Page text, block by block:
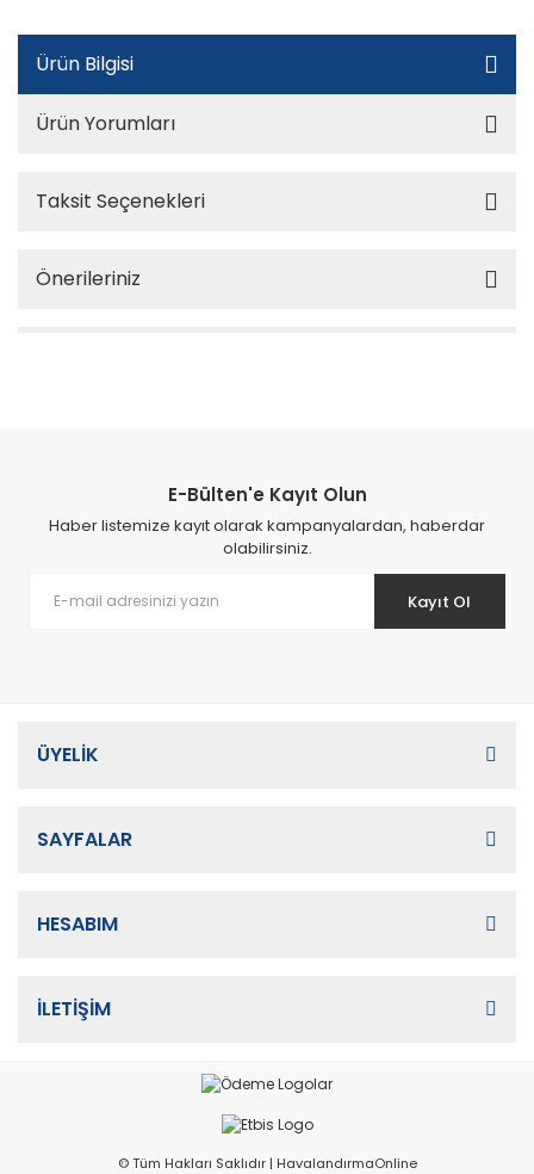
Ürün Bilgisi
Ürün Yorumları
Taksit Seçenekleri
Önerileriniz
E-Bülten'e Kayıt Olun
Haber listemize kayıt olarak kampanyalardan, haberdar
olabilirsiniz.
Kayıt Ol
ÜYELİK
SAYFALAR
HESABIM
İLETİŞİM
© Tüm Hakları Saklıdır | HavalandırmaOnline